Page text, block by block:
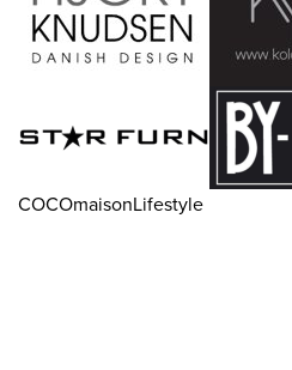
COCOmaisonLifestyle